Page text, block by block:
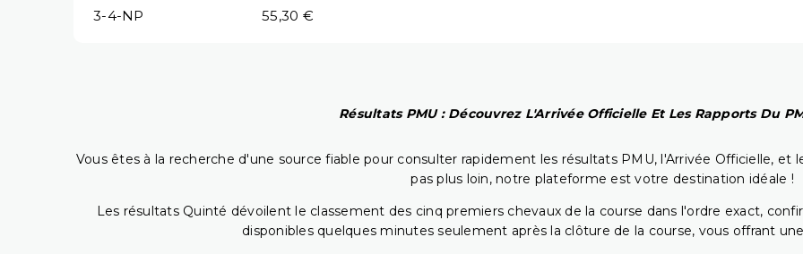
3-4-NP
55,30 €
Résultats PMU : Découvrez L'Arrivée Officielle Et Les Rapports Du
Vous êtes à la recherche d'une source fiable pour consulter rapidement les résultats PMU, l'Arrivée Officielle, et
pas plus loin, notre plateforme est votre destination idéale !
Les résultats Quinté dévoilent le classement des cinq premiers chevaux de la course dans l'ordre exact,
disponibles quelques minutes seulement après la clôture de la course, vous offrant